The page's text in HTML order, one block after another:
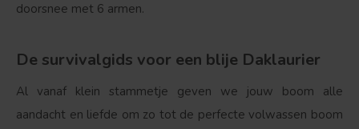
doorsnee met 6 armen.
De survivalgids voor een blije Daklaurier
Al vanaf klein stammetje geven we jouw boom alle
aandacht en liefde om zo tot de perfecte volwassen boom